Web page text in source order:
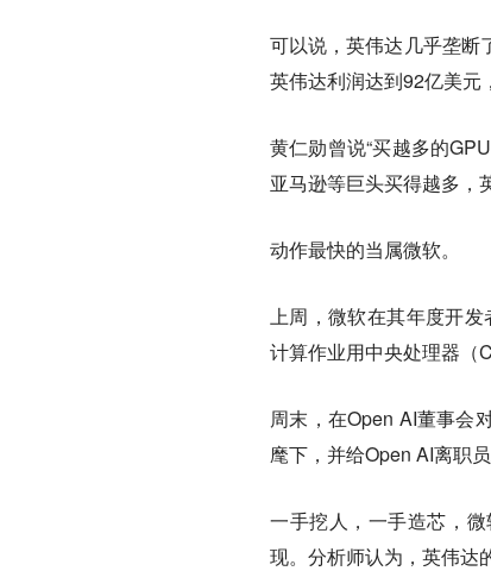
可以说，英伟达几乎垄断
英伟达利润达到92亿美元
黄仁勋曾说“买越多的
亚马逊等巨头买得越多，
动作最快的当属微软。
上周，微软在其年度开
计算作业用中央处理器（
周末，在Open AI董事会
麾下，并给Open AI离职
一手挖人，一手造芯，
现。分析师认为，英伟达